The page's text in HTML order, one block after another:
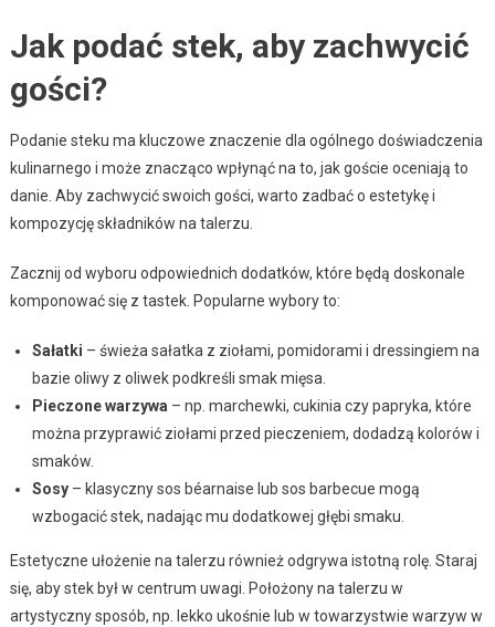
Jak podać stek, aby zachwycić
gości?
Podanie steku ma kluczowe znaczenie dla ogólnego doświadczenia
kulinarnego i może znacząco wpłynąć na to, jak goście oceniają to
danie. Aby zachwycić swoich gości, warto zadbać o estetykę i
kompozycję składników na talerzu.
Zacznij od wyboru odpowiednich dodatków, które będą doskonale
komponować się z tastek. Popularne wybory to:
Sałatki – świeża sałatka z ziołami, pomidorami i dressingiem na
bazie oliwy z oliwek podkreśli smak mięsa.
Pieczone warzywa– np. marchewki, cukinia czy papryka, które
można przyprawić ziołami przed pieczeniem, dodadzą kolorów i
smaków.
Sosy– klasyczny sos béarnaise lub sos barbecue mogą
wzbogacić stek, nadając mu dodatkowej głębi smaku.
Estetyczne ułożenie na talerzu również odgrywa istotną rolę. Staraj
się, aby stek był w centrum uwagi. Położony na talerzu w
artystyczny sposób, np. lekko ukośnie lub w towarzystwie warzyw w